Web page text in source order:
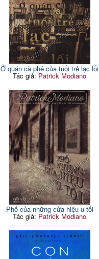
Ở quán cà phê của tuổi trẻ lạc lối
Tác giả: Patrick Modiano
Phố của những cửa hiệu u tối
Tác giả: Patrick Modiano